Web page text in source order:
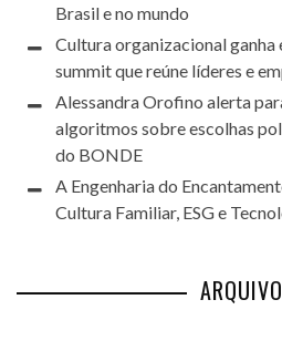
Brasil e no mundo
Cultura organizacional
summit que reúne líderes e
Alessandra Orofino alerta
algoritmos sobre escolhas
do BONDE
A Engenharia do
Cultura Familiar, ESG e